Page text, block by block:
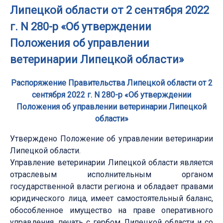
Липецкой области от 2 сентября 2022
г. N 280-р «Об утверждении
Положения об управлении
ветеринарии Липецкой области»
Распоряжение Правительства Липецкой области от 2
сентября 2022 г. N 280-р «Об утверждении
Положения об управлении ветеринарии Липецкой
области»
Утверждено Положение об управлении ветеринарии
Липецкой области.
Управление ветеринарии Липецкой области является
отраслевым исполнительным органом
государственной власти региона и обладает правами
юридического лица, имеет самостоятельный баланс,
обособленное имущество на праве оперативного